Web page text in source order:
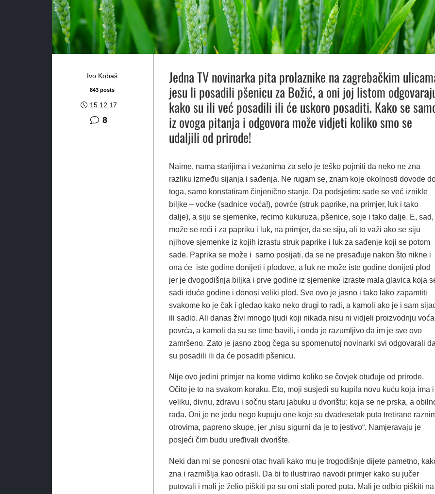
Ivo Kobaš
843 posts
15.12.17
8komentara
Jedna TV novinarka pita prolaznike na zagrebačkim
jesu li posadili pšenicu za Božić, a oni joj listom
kako su ili već posadili ili će uskoro posaditi. Kako se
iz ovoga pitanja i odgovora može vidjeti koliko smo se
udaljili od prirode!
Naime, nama starijima i vezanima za selo je teško pojmiti da neko ne zna
razliku između sijanja i sađenja. Ne rugam se, znam koje okolnosti dovode
toga, samo konstatiram činjenično stanje. Da podsjetim: sade se već iznikle
biljke – voćke (sadnice voća!), povrće (struk paprike, na primjer, luk i tako
dalje), a siju se sjemenke, recimo kukuruza, pšenice, soje i tako dalje. E, sad,
može se reći i za papriku i luk, na primjer, da se siju, ali to važi ako se siju
njihove sjemenke iz kojih izrastu struk paprike i luk za sađenje koji se potom
sade. Paprika se može i samo posijati, da se ne presađuje nakon što nikne i
ona će iste godine donijeti i plodove, a luk ne može iste godine donijeti plod
jer je dvogodišnja biljka i prve godine iz sjemenke izraste mala glavica koja
sadi iduće godine i donosi veliki plod. Sve ovo je jasno i tako lako zapamtiti
svakome ko je čak i gledao kako neko drugi to radi, a kamoli ako je i sam
ili sadio. Ali danas živi mnogo ljudi koji nikada nisu ni vidjeli proizvodnju
povrća, a kamoli da su se time bavili, i onda je razumljivo da im je sve ovo
zamršeno. Zato je jasno zbog čega su spomenutoj novinarki svi odgovarali
su posadili ili da će posaditi pšenicu.
Nije ovo jedini primjer na kome vidimo koliko se čovjek otuđuje od prirode.
Očito je to na svakom koraku. Eto, moji susjedi su kupila novu kuću koja ima i
veliku, divnu, zdravu i sočnu staru jabuku u dvorištu; koja se ne prska, a
rađa. Oni je ne jedu nego kupuju one koje su dvadesetak puta tretirane
otrovima, papreno skupe, jer „nisu sigurni da je to jestivo“. Namjeravaju je
posjeći čim budu uređivali dvorište.
Neki dan mi se ponosni otac hvali kako mu je trogodišnje dijete pametno,
zna i razmišlja kao odrasli. Da bi to ilustrirao navodi primjer kako su jučer
putovali i mali je želio piškiti pa su oni stali pored puta. Mali je odbio piškiti na